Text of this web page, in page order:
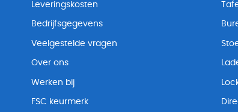
Leveringskosten
Bedrijfsgegevens
Veelgestelde vragen
Over ons
Werken bij
FSC keurmerk